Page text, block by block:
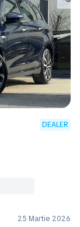
DEALER
25 Martie 2026